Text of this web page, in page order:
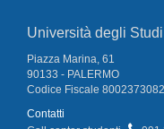
Università degli
Piazza Marina, 61
90133 - PALERMO
Codice Fiscale
Contatti